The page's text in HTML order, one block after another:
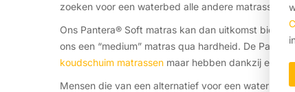
zoeken voor een waterbed alle andere matrassen
Ons Pantera® Soft matras kan dan uitkomst
ons een “medium” matras qua hardheid. De
koudschuim matrassen maar hebben dankzij een
Mensen die van een alternatief voor een waterbed